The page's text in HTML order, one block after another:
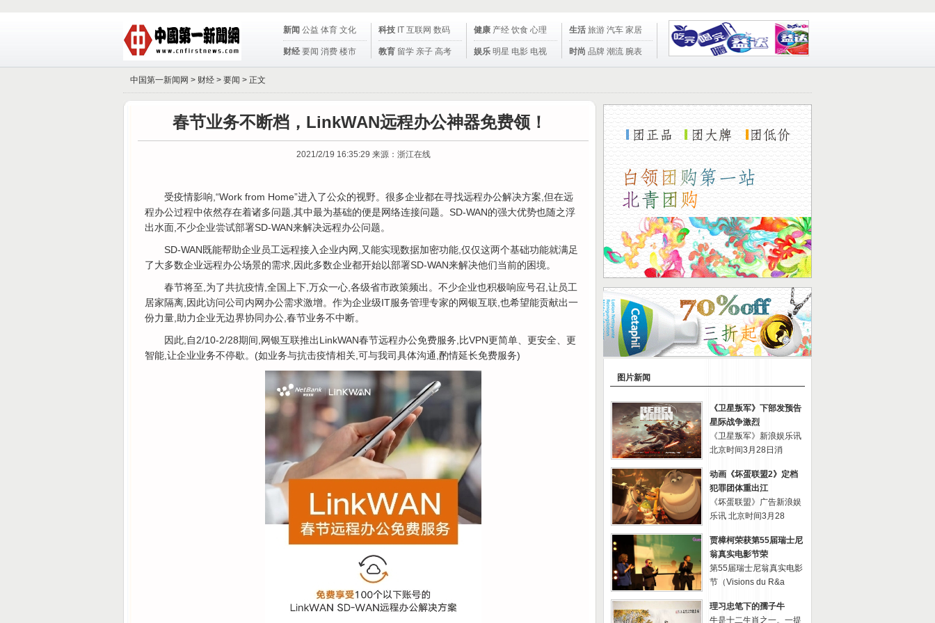
新闻 公益 体育 文化
财经 要闻 消费 楼市
科技 IT 互联网 数码
教育 留学 亲子 高考
健康 产经 饮食 心理
娱乐 明星 电影 电视
生活 旅游 汽车 家居
时尚 品牌 潮流 腕表
中国第一新闻网 > 财经 > 要闻 > 正文
春节业务不断档，LinkWAN远程办公神器免费领！
2021/2/19 16:35:29 来源：浙江在线
受疫情影响,“Work from Home”进入了公众的视野。很多企业都在寻找远程办公解决方案,但在远
程办公过程中依然存在着诸多问题,其中最为基础的便是网络连接问题。SD-WAN的强大优势也随之浮
出水面,不少企业尝试部署SD-WAN来解决远程办公问题。
SD-WAN既能帮助企业员工远程接入企业内网,又能实现数据加密功能,仅仅这两个基础功能就满足
了大多数企业远程办公场景的需求,因此多数企业都开始以部署SD-WAN来解决他们当前的困境。
春节将至,为了共抗疫情,全国上下,万众一心,各级省市政策频出。不少企业也积极响应号召,让员工
居家隔离,因此访问公司内网办公需求激增。作为企业级IT服务管理专家的网银互联,也希望能贡献出一
份力量,助力企业无边界协同办公,春节业务不中断。
因此,自2/10-2/28期间,网银互联推出LinkWAN春节远程办公免费服务,比VPN更简单、更安全、更
智能,让企业业务不停歇。(如业务与抗击疫情相关,可与我司具体沟通,酌情延长免费服务)
图片新闻
《卫星叛军》下部发预告
星际战争激烈
《卫星叛军》新浪娱乐讯
北京时间3月28日消
动画《坏蛋联盟2》定档
犯罪团体重出江
《坏蛋联盟》广告新浪娱
乐讯 北京时间3月28
贾樟柯荣获第55届瑞士尼
翁真实电影节荣
第55届瑞士尼翁真实电影
节（Visions du R&a
理习忠笔下的孺子牛
牛是十二生肖之一。一提